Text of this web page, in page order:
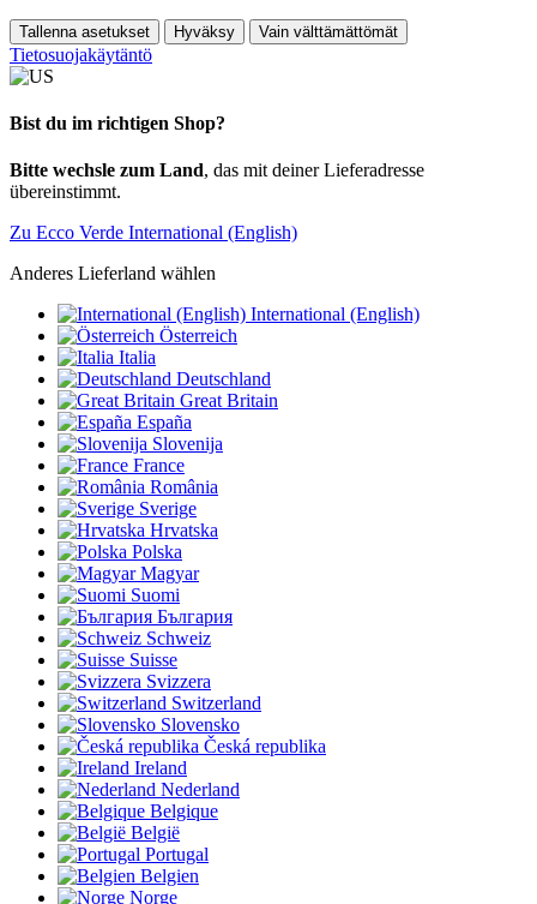
Tallenna asetukset Hyväksy Vain välttämättömät
Tietosuojakäytäntö
Bist du im richtigen Shop?
Bitte wechsle zum Land, das mit deiner Lieferadresse
übereinstimmt.
Zu Ecco Verde International (English)
Anderes Lieferland wählen
International (English)
Österreich
Italia
Deutschland
Great Britain
España
Slovenija
France
România
Sverige
Hrvatska
Polska
Magyar
Suomi
България
Schweiz
Suisse
Svizzera
Switzerland
Slovensko
Česká republika
Ireland
Nederland
Belgique
België
Portugal
Belgien
Norge